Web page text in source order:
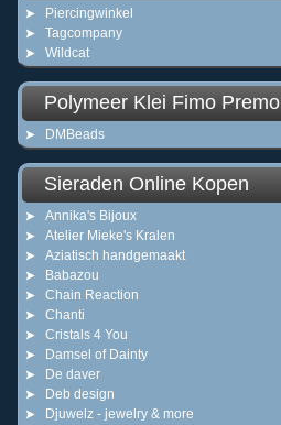
Piercingwinkel
Tagcompany
Wildcat
Polymeer Klei Fimo Premo
DMBeads
Sieraden Online Kopen
Annika's Bijoux
Atelier Mieke's Kralen
Aziatisch handgemaakt
Babazou
Chain Reaction
Chanti
Cristals 4 You
Damsel of Dainty
De daver
Deb design
Djuwelz - jewelry & more